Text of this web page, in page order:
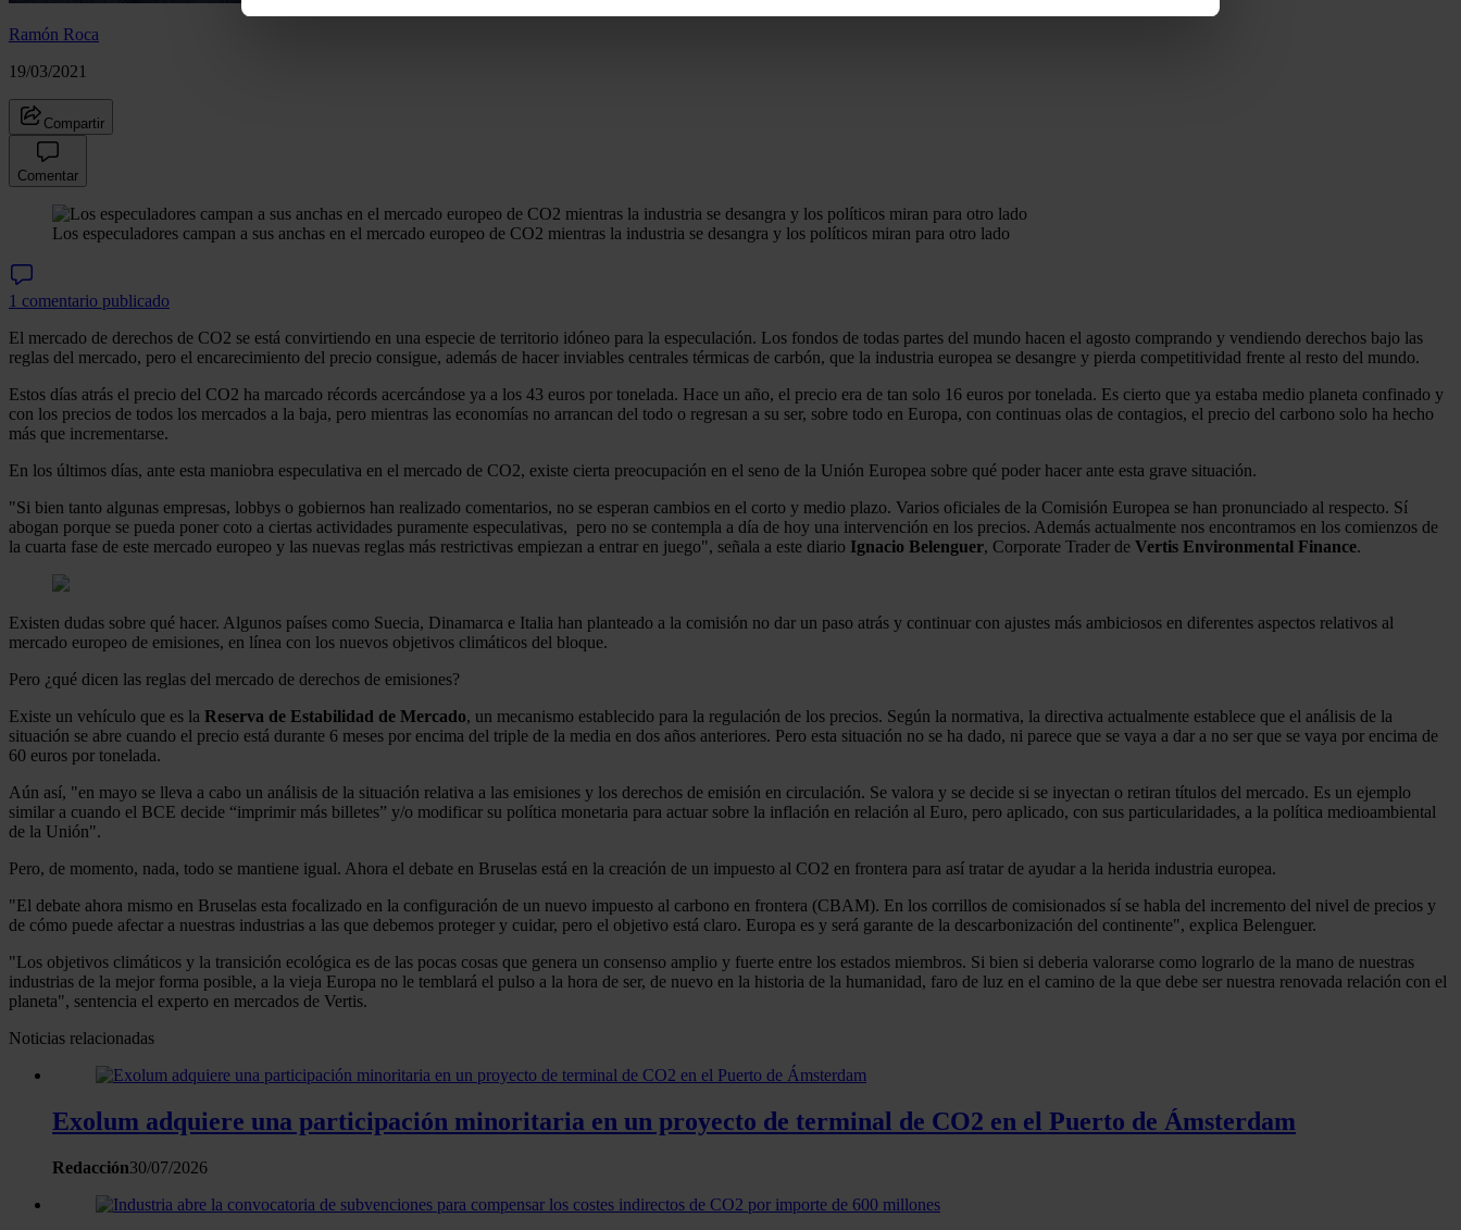
Ramón Roca
19/03/2021
Compartir
Comentar
Los especuladores campan a sus anchas en el mercado europeo de CO2 mientras la industria se desangra y los políticos miran para otro lado
1 comentario publicado
El mercado de derechos de CO2 se está convirtiendo en una especie de territorio idóneo para la especulación. Los fondos de todas partes del mundo hacen el agosto comprando y vendiendo derechos bajo las
reglas del mercado, pero el encarecimiento del precio consigue, además de hacer inviables centrales térmicas de carbón, que la industria europea se desangre y pierda competitividad frente al resto del mundo.
Estos días atrás el precio del CO2 ha marcado récords acercándose ya a los 43 euros por tonelada. Hace un año, el precio era de tan solo 16 euros por tonelada. Es cierto que ya estaba medio planeta confinado y
con los precios de todos los mercados a la baja, pero mientras las economías no arrancan del todo o regresan a su ser, sobre todo en Europa, con continuas olas de contagios, el precio del carbono solo ha hecho
más que incrementarse.
En los últimos días, ante esta maniobra especulativa en el mercado de CO2, existe cierta preocupación en el seno de la Unión Europea sobre qué poder hacer ante esta grave situación.
"Si bien tanto algunas empresas, lobbys o gobiernos han realizado comentarios, no se esperan cambios en el corto y medio plazo. Varios oficiales de la Comisión Europea se han pronunciado al respecto. Sí
abogan porque se pueda poner coto a ciertas actividades puramente especulativas, pero no se contempla a día de hoy una intervención en los precios. Además actualmente nos encontramos en los comienzos de
la cuarta fase de este mercado europeo y las nuevas reglas más restrictivas empiezan a entrar en juego", señala a este diario Ignacio Belenguer, Corporate Trader de Vertis Environmental Finance.
Existen dudas sobre qué hacer. Algunos países como Suecia, Dinamarca e Italia han planteado a la comisión no dar un paso atrás y continuar con ajustes más ambiciosos en diferentes aspectos relativos al
mercado europeo de emisiones, en línea con los nuevos objetivos climáticos del bloque.
Pero ¿qué dicen las reglas del mercado de derechos de emisiones?
Existe un vehículo que es la Reserva de Estabilidad de Mercado, un mecanismo establecido para la regulación de los precios. Según la normativa, la directiva actualmente establece que el análisis de la
situación se abre cuando el precio está durante 6 meses por encima del triple de la media en dos años anteriores. Pero esta situación no se ha dado, ni parece que se vaya a dar a no ser que se vaya por encima de
60 euros por tonelada.
Aún así, "en mayo se lleva a cabo un análisis de la situación relativa a las emisiones y los derechos de emisión en circulación. Se valora y se decide si se inyectan o retiran títulos del mercado. Es un ejemplo
similar a cuando el BCE decide “imprimir más billetes” y/o modificar su política monetaria para actuar sobre la inflación en relación al Euro, pero aplicado, con sus particularidades, a la política medioambiental
de la Unión".
Pero, de momento, nada, todo se mantiene igual. Ahora el debate en Bruselas está en la creación de un impuesto al CO2 en frontera para así tratar de ayudar a la herida industria europea.
"El debate ahora mismo en Bruselas esta focalizado en la configuración de un nuevo impuesto al carbono en frontera (CBAM). En los corrillos de comisionados sí se habla del incremento del nivel de precios y
de cómo puede afectar a nuestras industrias a las que debemos proteger y cuidar, pero el objetivo está claro. Europa es y será garante de la descarbonización del continente", explica Belenguer.
"Los objetivos climáticos y la transición ecológica es de las pocas cosas que genera un consenso amplio y fuerte entre los estados miembros. Si bien si deberia valorarse como lograrlo de la mano de nuestras
industrias de la mejor forma posible, a la vieja Europa no le temblará el pulso a la hora de ser, de nuevo en la historia de la humanidad, faro de luz en el camino de la que debe ser nuestra renovada relación con el
planeta", sentencia el experto en mercados de Vertis.
Noticias relacionadas
Exolum adquiere una participación minoritaria en un proyecto de terminal de CO2 en el Puerto de Ámsterdam
Redacción30/07/2026